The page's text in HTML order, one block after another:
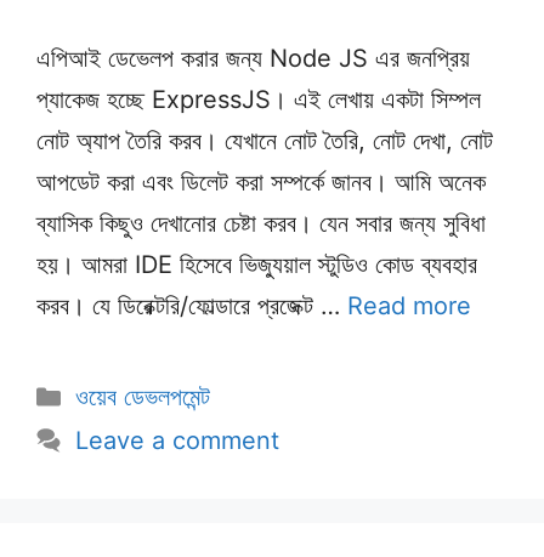
এপিআই ডেভেলপ করার জন্য Node JS এর জনপ্রিয়
প্যাকেজ হচ্ছে ExpressJS। এই লেখায় একটা সিম্পল
নোট অ্যাপ তৈরি করব। যেখানে নোট তৈরি, নোট দেখা, নোট
আপডেট করা এবং ডিলেট করা সম্পর্কে জানব। আমি অনেক
ব্যাসিক কিছুও দেখানোর চেষ্টা করব। যেন সবার জন্য সুবিধা
হয়। আমরা IDE হিসেবে ভিজ্যুয়াল স্টুডিও কোড ব্যবহার
করব। যে ডিরেক্টরি/ফোল্ডারে প্রজেক্ট … Read more
Categories
ওয়েব ডেভলপমেন্ট
Leave a comment